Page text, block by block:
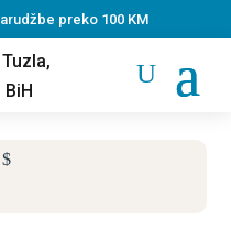
preko 100 KM
$